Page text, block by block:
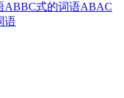
ABBC式的词语ABAC
语